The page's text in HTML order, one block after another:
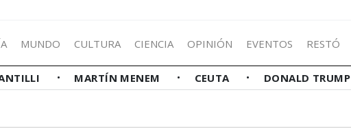
MUNDO CULTURA CIENCIA OPINIÓN EVENTOS RESTÓ
MARTÍN MENEM CEUTA DONALD TRUMP